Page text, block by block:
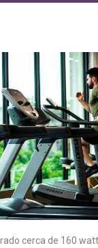
cerca de 160